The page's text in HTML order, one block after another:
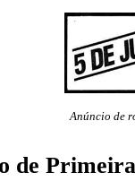
Anúncio de
de